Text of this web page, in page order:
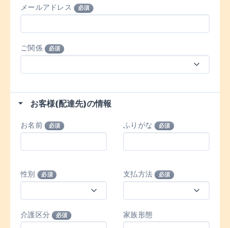
メールアドレス 必須
ご関係 必須
お客様(配達先)の情報
お名前 必須 ふりがな 必須
性別 必須 支払方法 必須
介護区分 必須 家族形態